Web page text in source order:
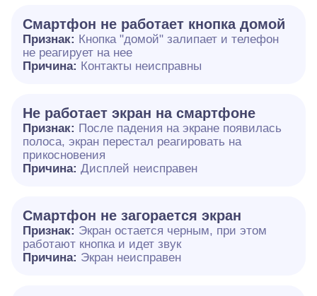
Смартфон не работает кнопка домой
Признак: Кнопка "домой" залипает и телефон
не реагирует на нее
Причина: Контакты неисправны
Не работает экран на смартфоне
Признак: После падения на экране появилась
полоса, экран перестал реагировать на
прикосновения
Причина: Дисплей неисправен
Смартфон не загорается экран
Признак: Экран остается черным, при этом
работают кнопка и идет звук
Причина: Экран неисправен